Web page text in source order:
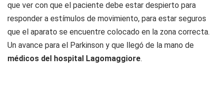
que ver con que el paciente debe estar despierto para
responder a estímulos de movimiento, para estar seguros
que el aparato se encuentre colocado en la zona correcta.
Un avance para el Parkinson y que llegó de la mano de
médicos del hospital Lagomaggiore.